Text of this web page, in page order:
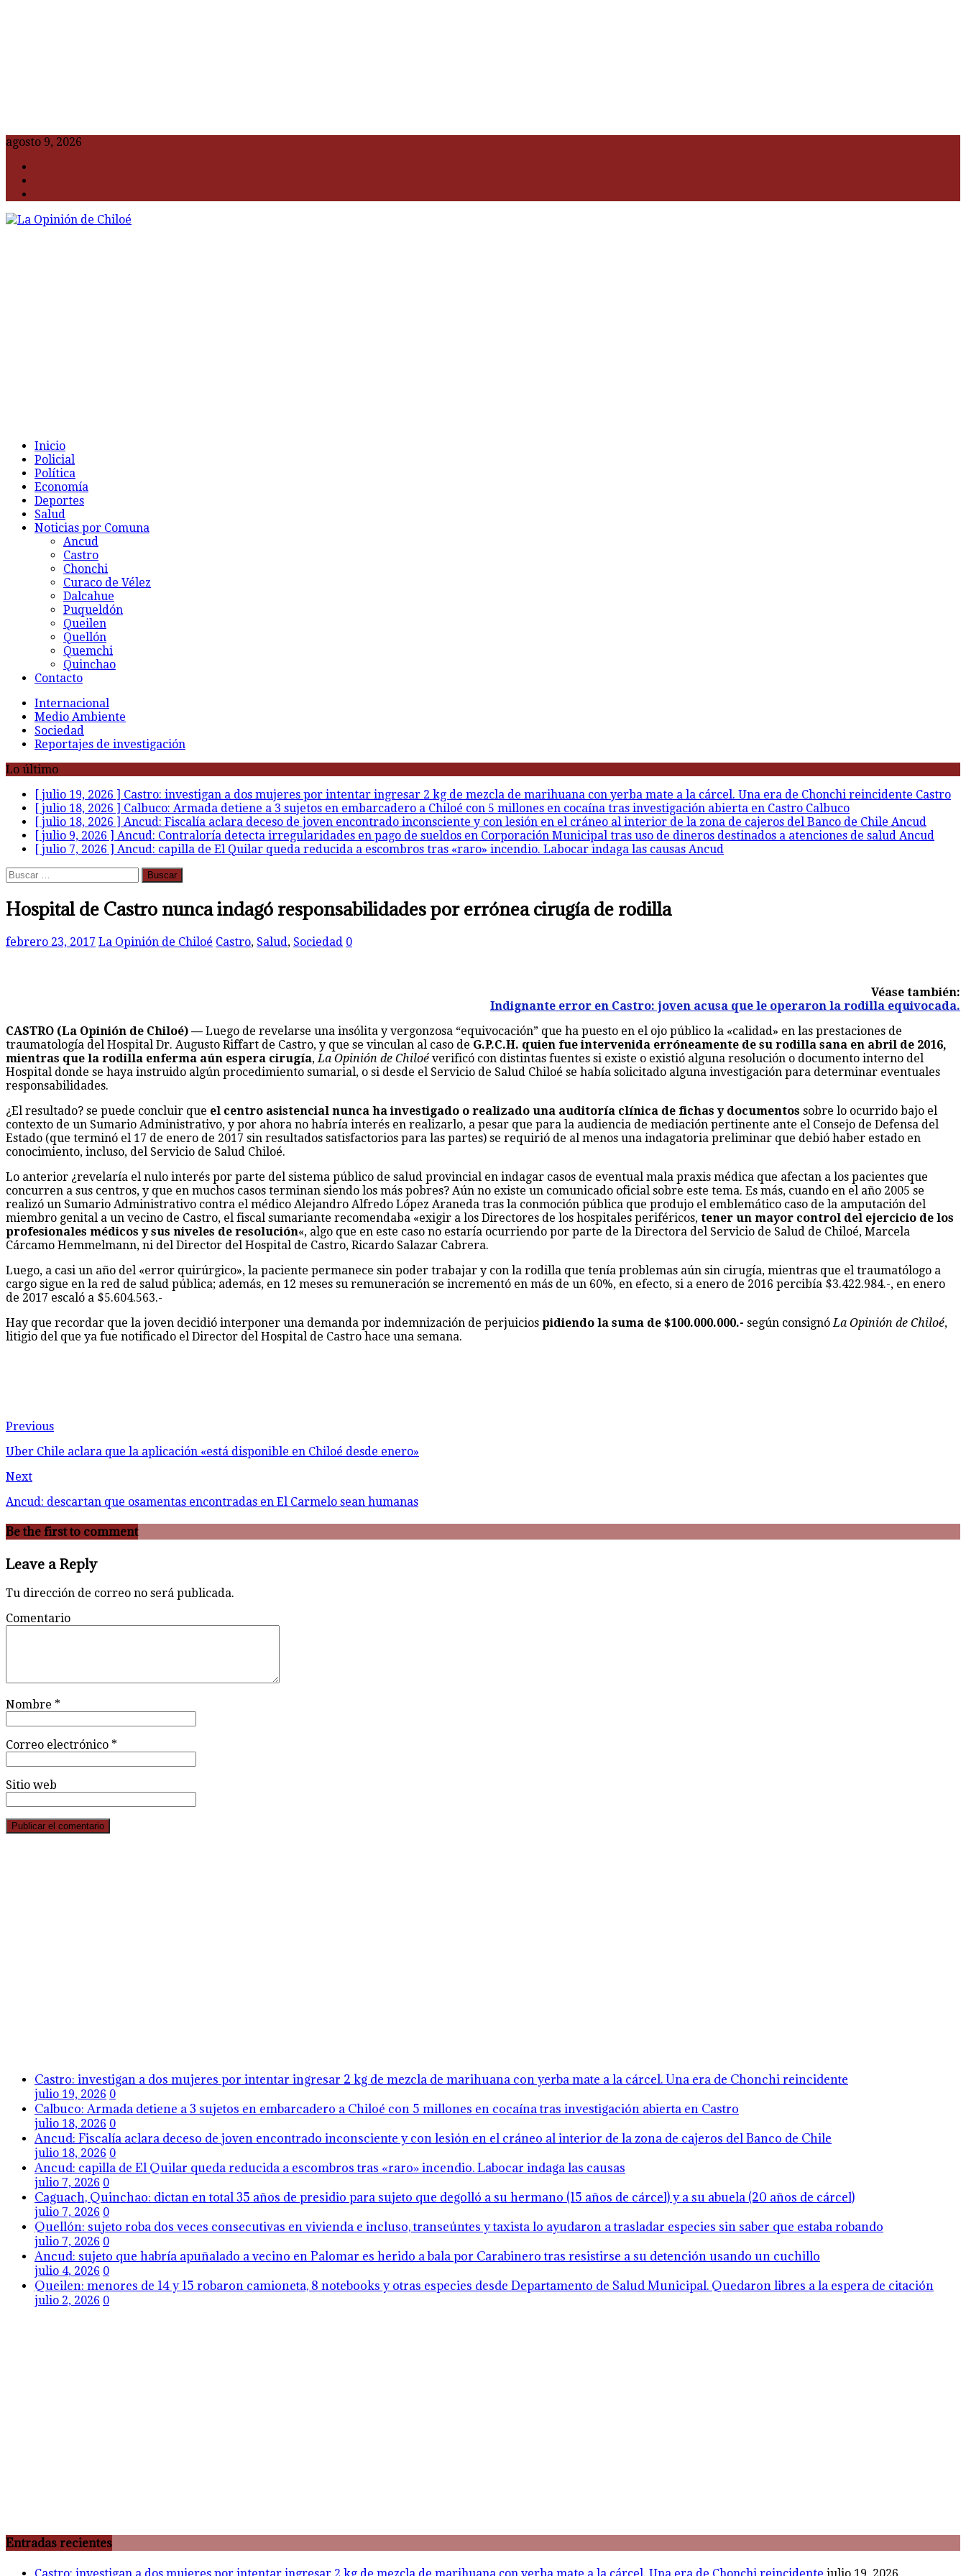
agosto 9, 2026
Inicio
Policial
Política
Economía
Deportes
Salud
Noticias por Comuna
Ancud
Castro
Chonchi
Curaco de Vélez
Dalcahue
Puqueldón
Queilen
Quellón
Quemchi
Quinchao
Contacto
Internacional
Medio Ambiente
Sociedad
Reportajes de investigación
Lo último
[ julio 19, 2026 ] Castro: investigan a dos mujeres por intentar ingresar 2 kg de mezcla de marihuana con yerba mate a la cárcel. Una era de Chonchi reincidente Castro
[ julio 18, 2026 ] Calbuco: Armada detiene a 3 sujetos en embarcadero a Chiloé con 5 millones en cocaína tras investigación abierta en Castro Calbuco
[ julio 18, 2026 ] Ancud: Fiscalía aclara deceso de joven encontrado inconsciente y con lesión en el cráneo al interior de la zona de cajeros del Banco de Chile Ancud
[ julio 9, 2026 ] Ancud: Contraloría detecta irregularidades en pago de sueldos en Corporación Municipal tras uso de dineros destinados a atenciones de salud Ancud
[ julio 7, 2026 ] Ancud: capilla de El Quilar queda reducida a escombros tras «raro» incendio. Labocar indaga las causas Ancud
Buscar:
Hospital de Castro nunca indagó responsabilidades por errónea cirugía de rodilla
febrero 23, 2017 La Opinión de Chiloé Castro, Salud, Sociedad 0
Véase también:
Indignante error en Castro: joven acusa que le operaron la rodilla equivocada.
CASTRO (La Opinión de Chiloé) — Luego de revelarse una insólita y vergonzosa “equivocación” que ha puesto en el ojo público la «calidad» en las prestaciones de
traumatología del Hospital Dr. Augusto Riffart de Castro, y que se vinculan al caso de G.P.C.H. quien fue intervenida erróneamente de su rodilla sana en abril de 2016,
mientras que la rodilla enferma aún espera cirugía,La Opinión de Chiloé verificó con distintas fuentes si existe o existió alguna resolución o documento interno del
Hospital donde se haya instruido algún procedimiento sumarial, o si desde el Servicio de Salud Chiloé se había solicitado alguna investigación para determinar eventuales
responsabilidades.
¿El resultado? se puede concluir que el centro asistencial nunca ha investigado o realizado una auditoría clínica de fichas y documentos sobre lo ocurrido bajo el
contexto de un Sumario Administrativo, y por ahora no habría interés en realizarlo, a pesar que para la audiencia de mediación pertinente ante el Consejo de Defensa del
Estado (que terminó el 17 de enero de 2017 sin resultados satisfactorios para las partes) se requirió de al menos una indagatoria preliminar que debió haber estado en
conocimiento, incluso, del Servicio de Salud Chiloé.
Lo anterior ¿revelaría el nulo interés por parte del sistema público de salud provincial en indagar casos de eventual mala praxis médica que afectan a los pacientes que
concurren a sus centros, y que en muchos casos terminan siendo los más pobres? Aún no existe un comunicado oficial sobre este tema. Es más, cuando en el año 2005 se
realizó un Sumario Administrativo contra el médico Alejandro Alfredo López Araneda tras la conmoción pública que produjo el emblemático caso de la amputación del
miembro genital a un vecino de Castro, el fiscal sumariante recomendaba «exigir a los Directores de los hospitales periféricos, tener un mayor control del ejercicio de los
profesionales médicos y sus niveles de resolución«, algo que en este caso no estaría ocurriendo por parte de la Directora del Servicio de Salud de Chiloé, Marcela
Cárcamo Hemmelmann, ni del Director del Hospital de Castro, Ricardo Salazar Cabrera.
Luego, a casi un año del «error quirúrgico», la paciente permanece sin poder trabajar y con la rodilla que tenía problemas aún sin cirugía, mientras que el traumatólogo a
cargo sigue en la red de salud pública; además, en 12 meses su remuneración se incrementó en más de un 60%, en efecto, si a enero de 2016 percibía $3.422.984.-, en enero
de 2017 escaló a $5.604.563.-
Hay que recordar que la joven decidió interponer una demanda por indemnización de perjuicios pidiendo la suma de $100.000.000.- según consignóLa Opinión de Chiloé,
litigio del que ya fue notificado el Director del Hospital de Castro hace una semana.
Previous
Uber Chile aclara que la aplicación «está disponible en Chiloé desde enero»
Next
Ancud: descartan que osamentas encontradas en El Carmelo sean humanas
Be the first to comment
Leave a Reply
Tu dirección de correo no será publicada.
Comentario
Nombre *
Correo electrónico *
Sitio web
Castro: investigan a dos mujeres por intentar ingresar 2 kg de mezcla de marihuana con yerba mate a la cárcel. Una era de Chonchi reincidente
julio 19, 2026 0
Calbuco: Armada detiene a 3 sujetos en embarcadero a Chiloé con 5 millones en cocaína tras investigación abierta en Castro
julio 18, 2026 0
Ancud: Fiscalía aclara deceso de joven encontrado inconsciente y con lesión en el cráneo al interior de la zona de cajeros del Banco de Chile
julio 18, 2026 0
Ancud: capilla de El Quilar queda reducida a escombros tras «raro» incendio. Labocar indaga las causas
julio 7, 2026 0
Caguach, Quinchao: dictan en total 35 años de presidio para sujeto que degolló a su hermano (15 años de cárcel) y a su abuela (20 años de cárcel)
julio 7, 2026 0
Quellón: sujeto roba dos veces consecutivas en vivienda e incluso, transeúntes y taxista lo ayudaron a trasladar especies sin saber que estaba robando
julio 7, 2026 0
Ancud: sujeto que habría apuñalado a vecino en Palomar es herido a bala por Carabinero tras resistirse a su detención usando un cuchillo
julio 4, 2026 0
Queilen: menores de 14 y 15 robaron camioneta, 8 notebooks y otras especies desde Departamento de Salud Municipal. Quedaron libres a la espera de citación
julio 2, 2026 0
Entradas recientes
Castro: investigan a dos mujeres por intentar ingresar 2 kg de mezcla de marihuana con yerba mate a la cárcel. Una era de Chonchi reincidente julio 19, 2026